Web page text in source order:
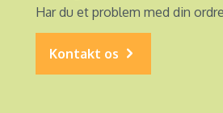
Har du et problem med din
Kontakt os